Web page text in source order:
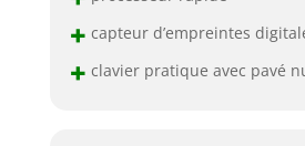
+ capteur d’empreintes
+ clavier pratique avec pavé